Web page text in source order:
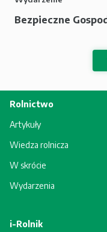
Bezpieczne
Rolnictwo
Artykuły
Wiedza rolnicza
W skrócie
Wydarzenia
i-Rolnik